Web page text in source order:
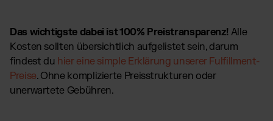
Das wichtigste dabei ist 100% Preistransparenz! Alle
Kosten sollten übersichtlich aufgelistet sein, darum
findest du hier eine simple Erklärung unserer Fulfillment-
Preise. Ohne komplizierte Preisstrukturen oder
unerwartete Gebühren.